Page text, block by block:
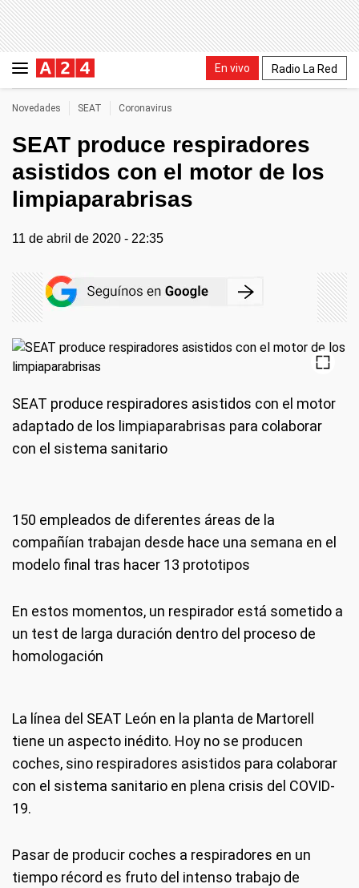
En vivo Radio La Red
Novedades SEAT Coronavirus
SEAT produce respiradores
asistidos con el motor de los
limpiaparabrisas
11 de abril de 2020 - 22:35
SEAT produce respiradores asistidos con el motor
adaptado de los limpiaparabrisas para colaborar
con el sistema sanitario
150 empleados de diferentes áreas de la
compañían trabajan desde hace una semana en el
modelo final tras hacer 13 prototipos
En estos momentos, un respirador está sometido a
un test de larga duración dentro del proceso de
homologación
La línea del SEAT León en la planta de Martorell
tiene un aspecto inédito. Hoy no se producen
coches, sino respiradores asistidos para colaborar
con el sistema sanitario en plena crisis del COVID-
19.
Pasar de producir coches a respiradores en un
tiempo récord es fruto del intenso trabajo de